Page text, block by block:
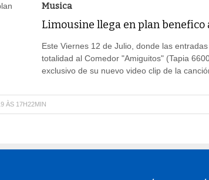
Musica
Limousine llega en plan benefico
Este Viernes 12 de Julio, donde las
totalidad al Comedor "Amiguitos" (Tapia
exclusivo de su nuevo video clip de la
ÀS 17H22MIN